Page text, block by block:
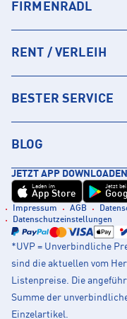
FIRMENRADL
RENT / VERLEIH
BESTER SERVICE
BLOG
JETZT APP
Laden im
App Store
Jetzt bei
Impressum AGB
Datenschutzeinstellungen
*UVP = Unverbindliche
sind die aktuellen vom
Listenpreise. Die
Summe der
Einzelartikel.